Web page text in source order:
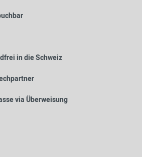
in die Schweiz
via Überweisung